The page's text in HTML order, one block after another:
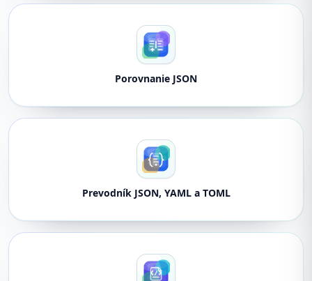
Porovnanie JSON
Prevodník JSON, YAML a TOML